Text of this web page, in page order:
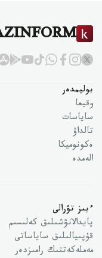
بوليمدەر
وقيعا
ساياسات
تالداۋ
ەكونوميكا
الەمدە
ءبىز تۋرالى
پايدالانۋشىلىق كەلىسىم
قۇپىيالىلىق ساياساتى
مەملەكەتتىك رامىزدەر